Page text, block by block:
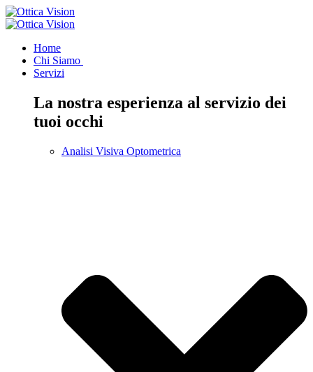
Home
Chi Siamo
Servizi
La nostra esperienza al servizio dei
tuoi occhi
Analisi Visiva Optometrica